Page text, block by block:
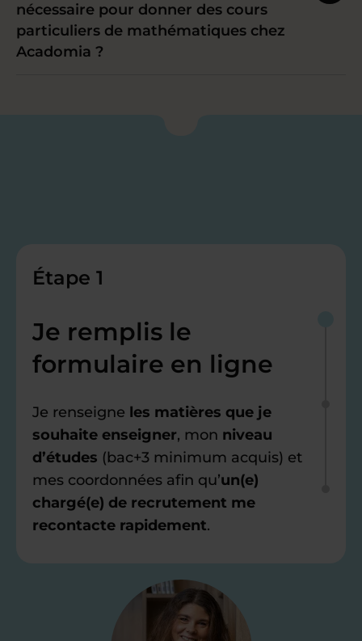
nécessaire pour donner des cours
particuliers de mathématiques chez
Acadomia ?
Étape 1
Je remplis le
formulaire en ligne
Je renseigne les matières que je
souhaite enseigner, mon niveau
d’études (bac+3 minimum acquis) et
mes coordonnées afin qu’un(e)
chargé(e) de recrutement me
recontacte rapidement.
Je valide ma